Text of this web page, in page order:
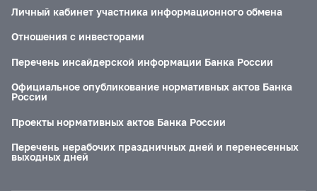
Личный кабинет участника информационного обмена
Отношения с инвесторами
Перечень инсайдерской информации Банка России
Официальное опубликование нормативных актов Банка
России
Проекты нормативных актов Банка России
Перечень нерабочих праздничных дней и перенесенных
выходных дней